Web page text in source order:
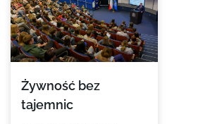
Żywność bez
tajemnic